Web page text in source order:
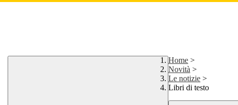
Home >
Novità >
Le notizie >
Libri di testo